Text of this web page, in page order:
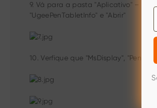
9. Vá para a pasta "Aplicativo" –
"UgeePenTabletInfo" e "Abrir"
10. Verfique que "MsDisplay",